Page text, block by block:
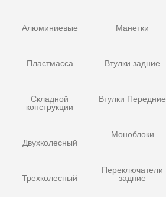
Алюминиевые
Пластмасса
Складной
конструкции
Двухколесный
Трехколесный
Манетки
Втулки задние
Втулки Передние
Моноблоки
Переключатели
задние